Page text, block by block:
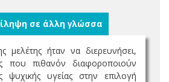
σε άλλη γλώσσα
μελέτης ήταν να διερευνήσει,
που πιθανόν διαφοροποιούν
ψυχικής υγείας στην επιλογή